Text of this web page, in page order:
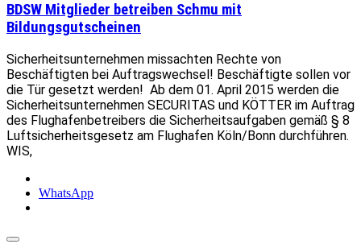
BDSW Mitglieder betreiben Schmu mit
Bildungsgutscheinen
Sicherheitsunternehmen missachten Rechte von
Beschäftigten bei Auftragswechsel! Beschäftigte sollen vor
die Tür gesetzt werden! Ab dem 01. April 2015 werden die
Sicherheitsunternehmen SECURITAS und KÖTTER im Auftrag
des Flughafenbetreibers die Sicherheitsaufgaben gemäß § 8
Luftsicherheitsgesetz am Flughafen Köln/Bonn durchführen.
WIS,
WhatsApp